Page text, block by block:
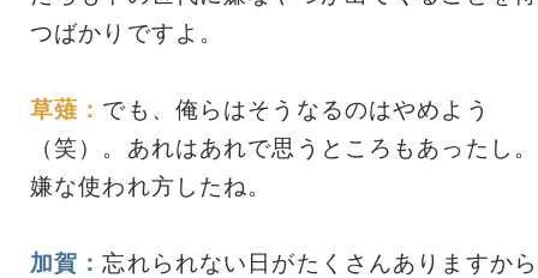
つばかりですよ。
草薙： でも、俺らはそうなるのはやめよう
（笑）。あれはあれで思うところもあったし。
嫌な使われ方したね。
加賀：忘れられない日がたくさんありますから